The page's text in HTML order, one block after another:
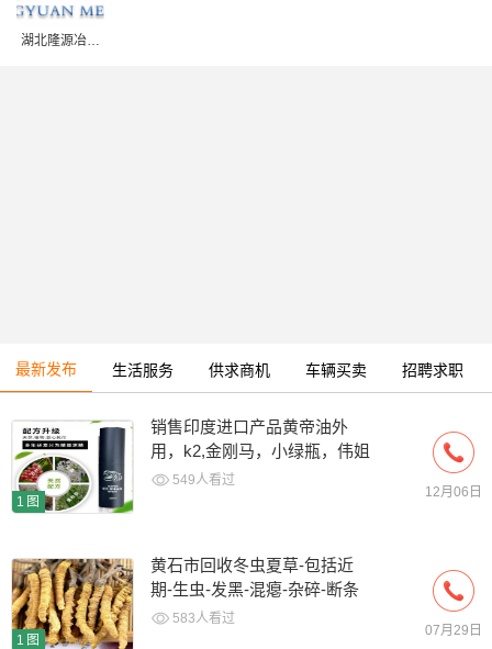
湖北隆源冶金
最新发布 生活服务 供求商机 车辆买卖 招聘求职
1图
销售印度进口产品黄帝油外
用，k2,金刚马，小绿瓶，伟姐
549人看过
12月06日
1图
黄石市回收冬虫夏草-包括近
期-生虫-发黑-混瘪-杂碎-断条
草 583人看过
07月29日